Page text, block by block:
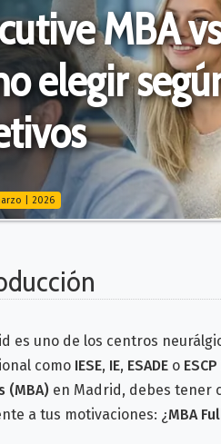
MBA
elegir
| 2026
es uno de los centros
como IESE, IE, ESADE o
(MBA) en Madrid, debes tener
a tus motivaciones: ¿MBA